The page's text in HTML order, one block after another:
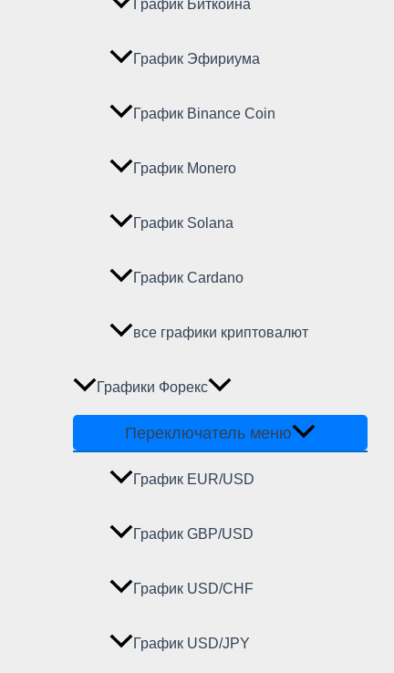
График Биткойна
График Эфириума
График Binance Coin
График Monero
График Solana
График Cardano
все графики криптовалют
Графики Форекс
Переключатель меню
График EUR/USD
График GBP/USD
График USD/CHF
График USD/JPY